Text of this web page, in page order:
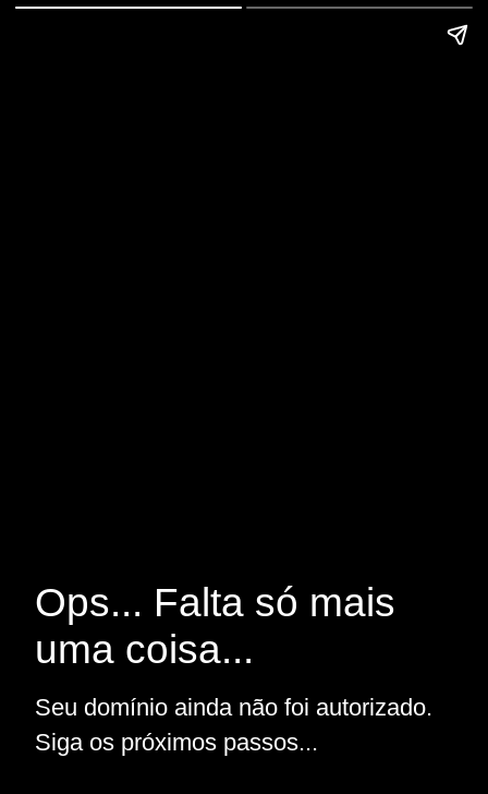
Ops... Falta só mais
uma coisa...
Seu domínio ainda não foi autorizado.
Siga os próximos passos...